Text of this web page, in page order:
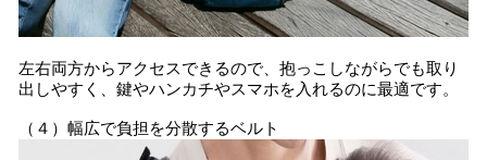
左右両方からアクセスできるので、抱っこしながらでも取り
出しやすく、鍵やハンカチやスマホを入れるのに最適です。
（４）幅広で負担を分散するベルト